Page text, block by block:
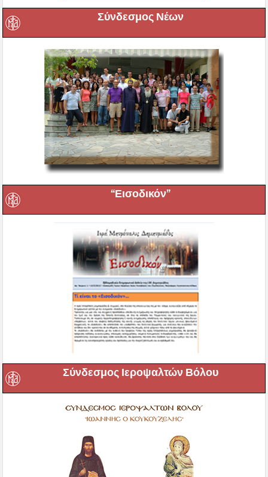
Σύνδεσμος Νέων
“Εισοδικόν”
Σύνδεσμος Ιεροψαλτών Βόλου